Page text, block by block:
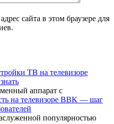
сайта в этом браузере для
ТВ на телевизоре
аппарат с
на телевизоре BBK — шаг
популярностью